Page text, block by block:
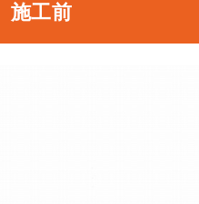
施工前